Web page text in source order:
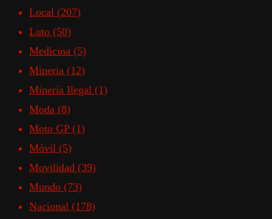
Local (207)
Luto (50)
Medicina (5)
Mineria (12)
Minería Ilegal (1)
Moda (8)
Moto GP (1)
Móvil (5)
Movilidad (39)
Mundo (73)
Nacional (178)